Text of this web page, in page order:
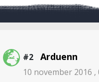
#2 Arduenn
10 november 2016 ,